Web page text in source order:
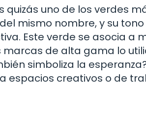
quizás uno de los verdes
mismo nombre, y su
Este verde se asocia a
de alta gama lo
simboliza la
espacios creativos o de